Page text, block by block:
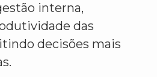
interna,
das
decisões mais